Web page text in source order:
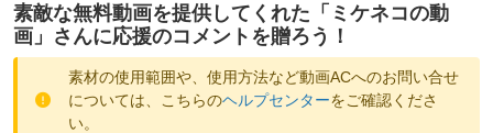
素敵な無料動画を提供してくれた「 ミケネコの動
画 」さんに応援のコメントを贈ろう！
素材の使用範囲や、使用方法など動画ACへのお問い合せ
については、こちらのヘルプセンターをご確認くださ
い。